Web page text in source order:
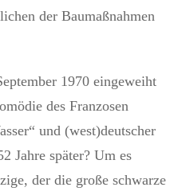
der Baumaßnahmen
1970 eingeweiht
des Franzosen
und (west)deutscher
Jahre später? Um es
der die große schwarze